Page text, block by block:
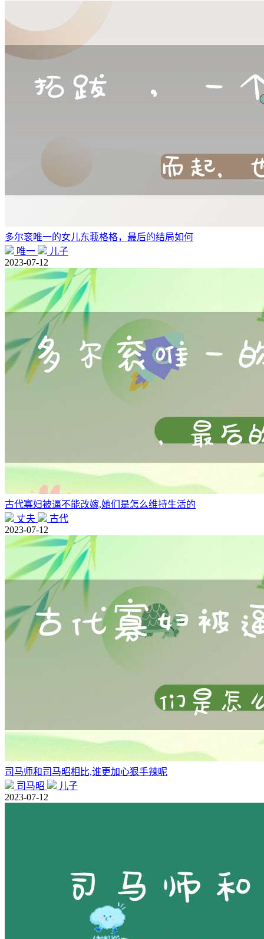
多尔衮唯一的女儿东莪格格，最后的结局如何
唯一
儿子
2023-07-12
古代寡妇被逼不能改嫁,她们是怎么维持生活的
丈夫
古代
2023-07-12
司马师和司马昭相比,谁更加心狠手辣呢
司马昭
儿子
2023-07-12